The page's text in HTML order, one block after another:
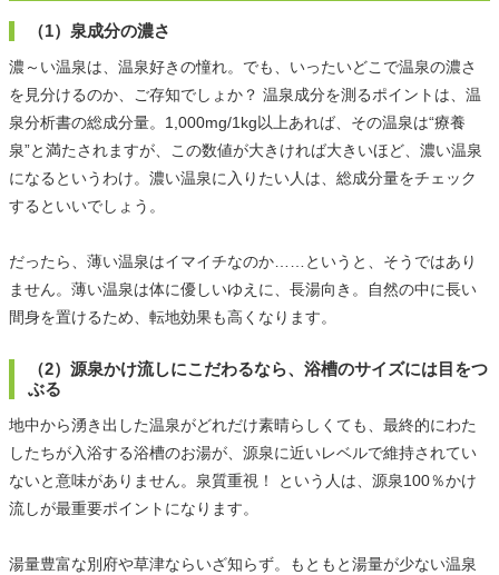
（1）泉成分の濃さ
濃～い温泉は、温泉好きの憧れ。でも、いったいどこで温泉の濃さ
を見分けるのか、ご存知でしょか？ 温泉成分を測るポイントは、温
泉分析書の総成分量。1,000mg/1kg以上あれば、その温泉は“療養
泉”と満たされますが、この数値が大きければ大きいほど、濃い温泉
になるというわけ。濃い温泉に入りたい人は、総成分量をチェック
するといいでしょう。
だったら、薄い温泉はイマイチなのか……というと、そうではあり
ません。薄い温泉は体に優しいゆえに、長湯向き。自然の中に長い
間身を置けるため、転地効果も高くなります。
（2）源泉かけ流しにこだわるなら、浴槽のサイズには目をつ
ぶる
地中から湧き出した温泉がどれだけ素晴らしくても、最終的にわた
したちが入浴する浴槽のお湯が、源泉に近いレベルで維持されてい
ないと意味がありません。泉質重視！ という人は、源泉100％かけ
流しが最重要ポイントになります。
湯量豊富な別府や草津ならいざ知らず。もともと湯量が少ない温泉